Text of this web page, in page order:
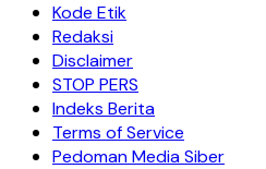
Kode Etik
Redaksi
Disclaimer
STOP PERS
Indeks Berita
Terms of Service
Pedoman Media Siber